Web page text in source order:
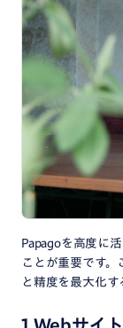
Papagoを高度に
ことが重要です
と精度を最大化す